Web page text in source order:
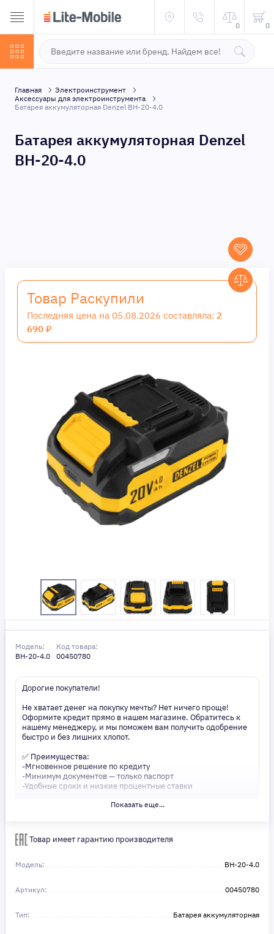
0 0
Главная
Электроинструмент
Аксессуары для электроинструмента
Батарея аккумуляторная Denzel BH-20-4.0
Батарея аккумуляторная Denzel
BH-20-4.0
Товар Раскупили
Последняя цена на 05.08.2026 составляла: 2
690 ₽
Модель:
BH-20-4.0
Код товара:
00450780
Дорогие покупатели!
Не хватает денег на покупку мечты? Нет ничего проще!
Оформите кредит прямо в нашем магазине. Обратитесь к
нашему менеджеру, и мы поможем вам получить одобрение
быстро и без лишних хлопот.
✅ Преимущества:
-Мгновенное решение по кредиту
-Минимум документов — только паспорт
-Удобные сроки и низкие процентные ставки
Не откладывайте свои желания на потом! Получите то, что
Показать еще...
Товар имеет гарантию производителя
Модель: BH-20-4.0
Артикул: 00450780
Тип: Батарея аккумуляторная